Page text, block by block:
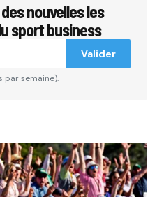
nouvelles les
sport business
Valider
par semaine).